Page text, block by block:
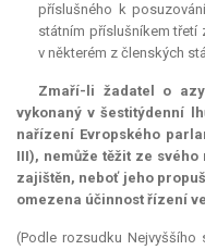
příslušného k
státním příslušníkem
v některém z členských
Zmaří-li žadatel o
vykonaný v šestitýdenní
nařízení Evropského
III), nemůže těžit ze
zajištěn, neboť jeho
omezena účinnost řízení
(Podle rozsudku